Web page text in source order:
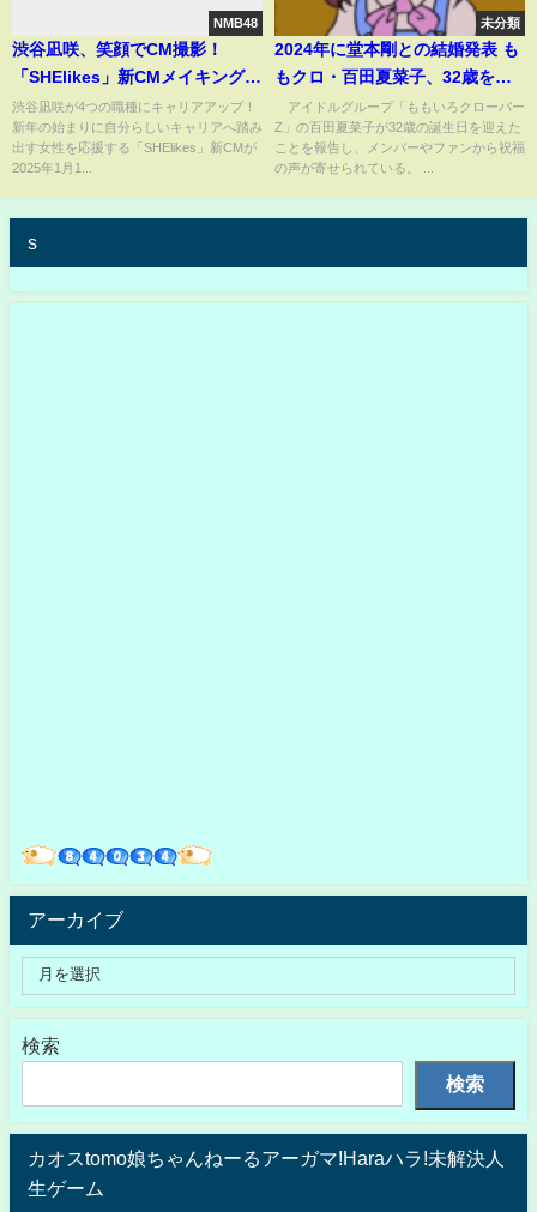
NMB48
渋谷凪咲、笑顔でCM撮影！
「SHElikes」新CMメイキング動
画
渋谷凪咲が4つの職種にキャリアアップ！
新年の始まりに自分らしいキャリアへ踏み
出す女性を応援する「SHElikes」新CMが
2025年1月1...
未分類
2024年に堂本剛との結婚発表 も
もクロ・百田夏菜子、32歳を迎
えメガネ姿の自然体オフショッ
ト公開「私服！幸せすぎる！」
「モノノフの太陽だよ」などの
アイドルグループ「ももいろクローバー
Z」の百田夏菜子が32歳の誕生日を迎えた
ことを報告し、メンバーやファンから祝福
の声が寄せられている。 ...
s
アーカイブ
検索
検索
カオスtomo娘ちゃんねーるアーガマ!Haraハラ!未解決人
生ゲーム